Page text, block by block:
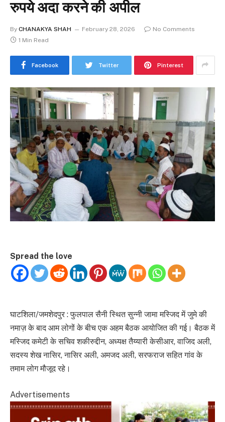
रुपये अदा करने की अपील
By CHANAKYA SHAH February 28, 2026
No Comments
1 Min Read
Facebook Twitter Pinterest
Spread the love
घाटशिला/जमशेदपुर : फुलपाल सैनी स्थित सुन्नी जामा मस्जिद में जुमे की
नमाज़ के बाद आम लोगों के बीच एक अहम बैठक आयोजित की गई। बैठक में
मस्जिद कमेटी के सचिव शकीरुद्दीन, अध्यक्ष तैय्यारी केसीआर, वाजिद अली,
सदस्य शेख नासिर, नासिर अली, अमजद अली, सरफराज सहित गांव के
तमाम लोग मौजूद रहे।
Advertisements